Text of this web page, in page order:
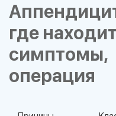
где
симптомы,
операция